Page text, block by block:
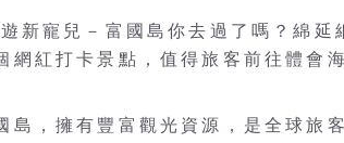
新寵兒－富國島你去過了嗎？綿延
網紅打卡景點，值得旅客前往體會
島，擁有豐富觀光資源，是全球旅